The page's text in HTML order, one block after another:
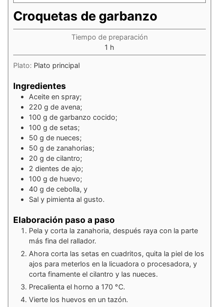
Croquetas de garbanzo
Tiempo de preparación
1 hora
h
Plato: Plato principal
Ingredientes
Aceite en spray;
220 g de avena;
100 g de garbanzo cocido;
100 g de setas;
50 g de nueces;
50 g de zanahorias;
20 g de cilantro;
2 dientes de ajo;
100 g de huevo;
40 g de cebolla, y
Sal y pimienta al gusto.
Elaboración paso a paso
Pela y corta la zanahoria, después raya con la parte
más fina del rallador.
Ahora corta las setas en cuadritos, quita la piel de los
ajos para meterlos en la licuadora o procesadora, y
corta finamente el cilantro y las nueces.
Precalienta el horno a 170 °C.
Vierte los huevos en un tazón.